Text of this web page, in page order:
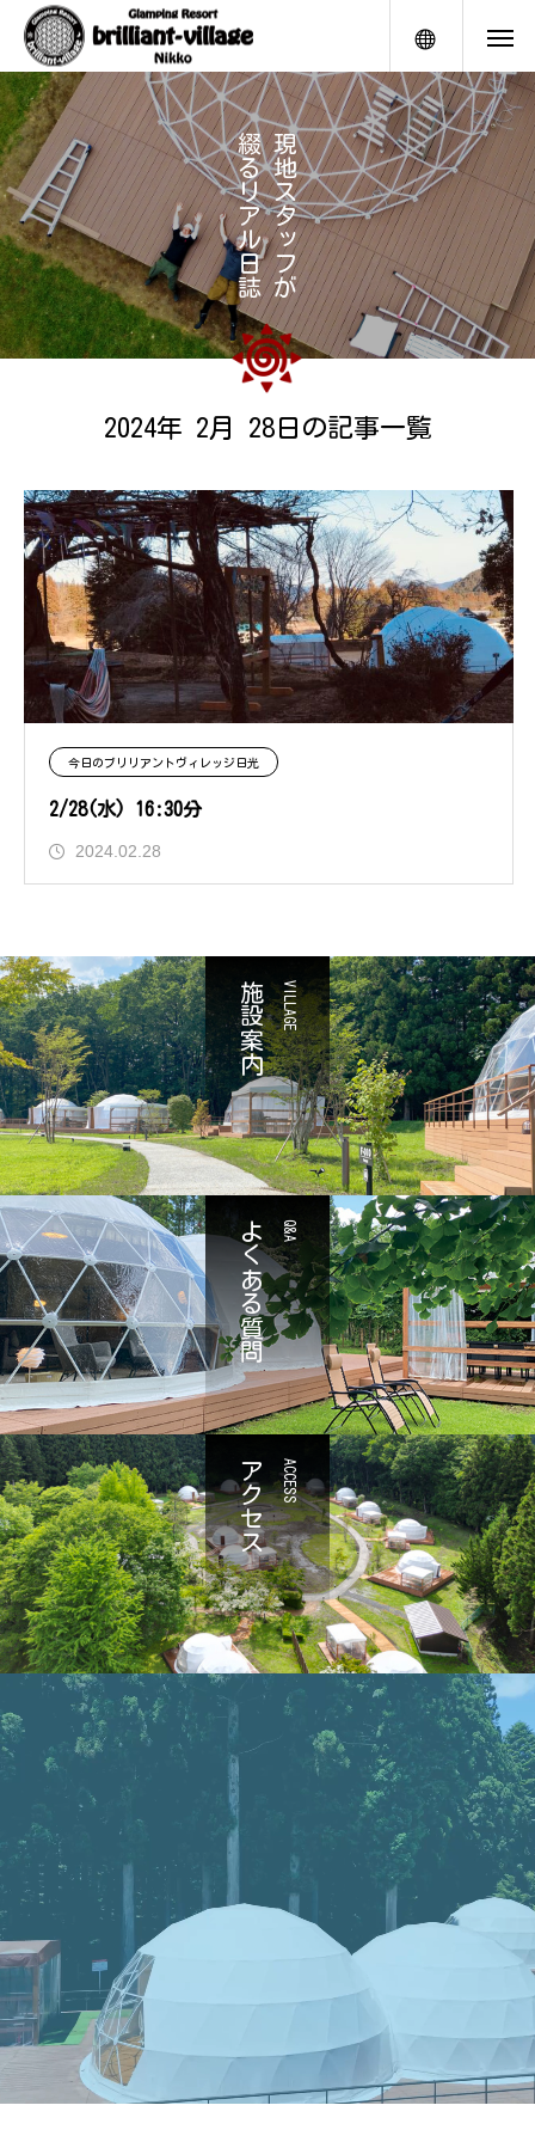
メニュー
現
地
ス
タ
ッ
フ
が
綴
る
リ
ア
ル
日
誌
2024年 2月 28日の記事一覧
今日のブリリアントヴィレッジ日光
2/28(水) 16:30分
2024.02.28
VILLAGE
施設案内
Q&A
よくある質問
ACCESS
アクセス